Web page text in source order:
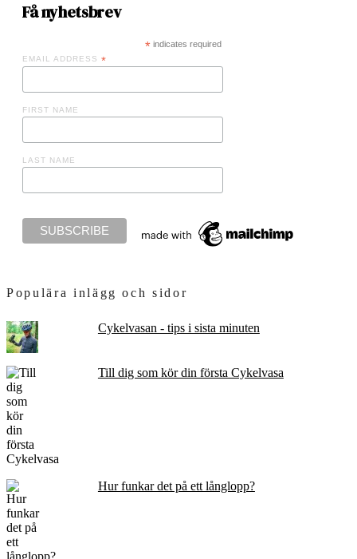
Få nyhetsbrev
*indicates required
EMAIL ADDRESS *
FIRST NAME
LAST NAME
Populära inlägg och sidor
Cykelvasan - tips i sista minuten
Till dig som kör din första Cykelvasa
Hur funkar det på ett långlopp?